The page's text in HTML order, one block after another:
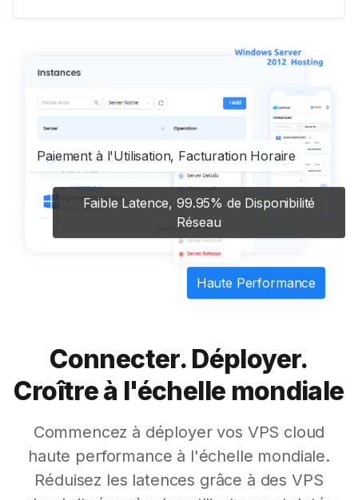
Paiement à l'Utilisation, Facturation Horaire
Faible Latence, 99.95% de Disponibilité
Réseau
Haute Performance
Connecter. Déployer.
Croître à l'échelle mondiale
Commencez à déployer vos VPS cloud
haute performance à l'échelle mondiale.
Réduisez les latences grâce à des VPS